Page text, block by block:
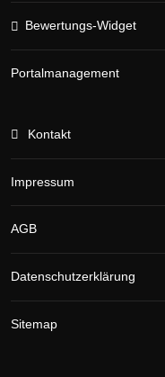
Bewertungs-Widget
Portalmanagement
Kontakt
Impressum
AGB
Datenschutzerklärung
Sitemap